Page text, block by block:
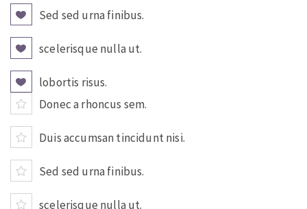
Sed sed urna finibus.
scelerisque nulla ut.
lobortis risus.
Donec a rhoncus sem.
Duis accumsan tincidunt nisi.
Sed sed urna finibus.
scelerisque nulla ut.